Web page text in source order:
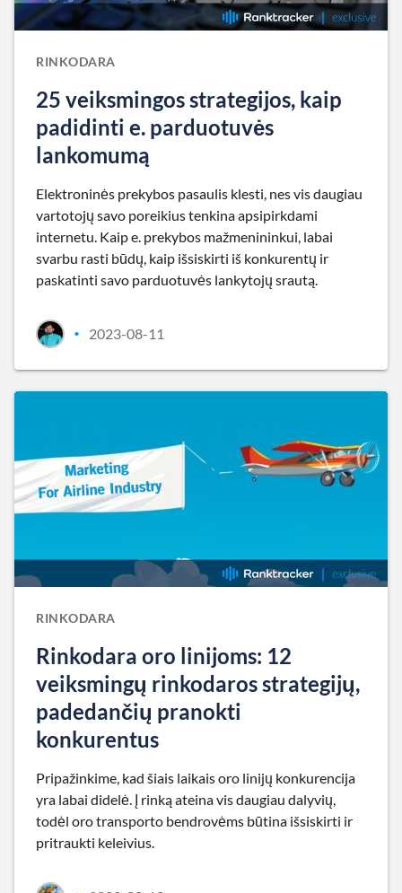
RINKODARA
25 veiksmingos strategijos, kaip
padidinti e. parduotuvės
lankomumą
Elektroninės prekybos pasaulis klesti, nes vis daugiau
vartotojų savo poreikius tenkina apsipirkdami
internetu. Kaip e. prekybos mažmenininkui, labai
svarbu rasti būdų, kaip išsiskirti iš konkurentų ir
paskatinti savo parduotuvės lankytojų srautą.
• 2023-08-11
RINKODARA
Rinkodara oro linijoms: 12
veiksmingų rinkodaros strategijų,
padedančių pranokti
konkurentus
Pripažinkime, kad šiais laikais oro linijų konkurencija
yra labai didelė. Į rinką ateina vis daugiau dalyvių,
todėl oro transporto bendrovėms būtina išsiskirti ir
pritraukti keleivius.